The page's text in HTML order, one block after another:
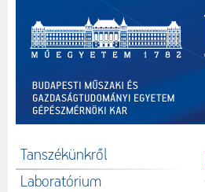
Tanszékünkről
Laboratórium